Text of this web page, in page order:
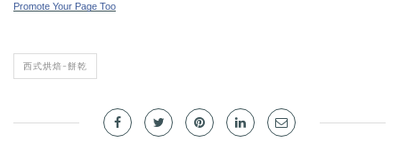
Promote Your Page Too
西式烘焙-餅乾